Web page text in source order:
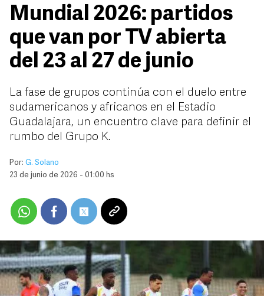
Mundial 2026: partidos
que van por TV abierta
del 23 al 27 de junio
La fase de grupos continúa con el duelo entre
sudamericanos y africanos en el Estadio
Guadalajara, un encuentro clave para definir el
rumbo del Grupo K.
Por: G. Solano
23 de junio de 2026 - 01:00 hs